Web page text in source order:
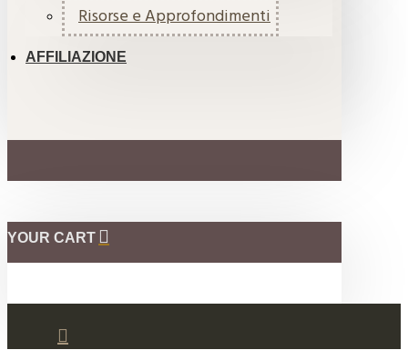
Risorse e Approfondimenti
AFFILIAZIONE
YOUR CART